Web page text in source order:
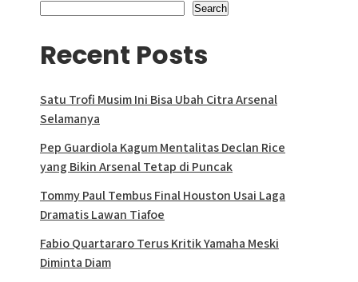
Search
Recent Posts
Satu Trofi Musim Ini Bisa Ubah Citra Arsenal
Selamanya
Pep Guardiola Kagum Mentalitas Declan Rice
yang Bikin Arsenal Tetap di Puncak
Tommy Paul Tembus Final Houston Usai Laga
Dramatis Lawan Tiafoe
Fabio Quartararo Terus Kritik Yamaha Meski
Diminta Diam